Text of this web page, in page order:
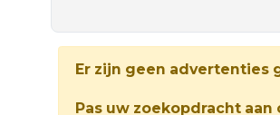
Er zijn geen advertenties
Pas uw zoekopdracht